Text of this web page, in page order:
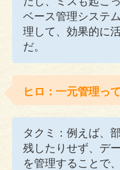
ベース管理システ
理して、効果的に
だ。
ヒロ：一元管理っ
タクミ：例えば、
残したりせず、デ
を管理することで